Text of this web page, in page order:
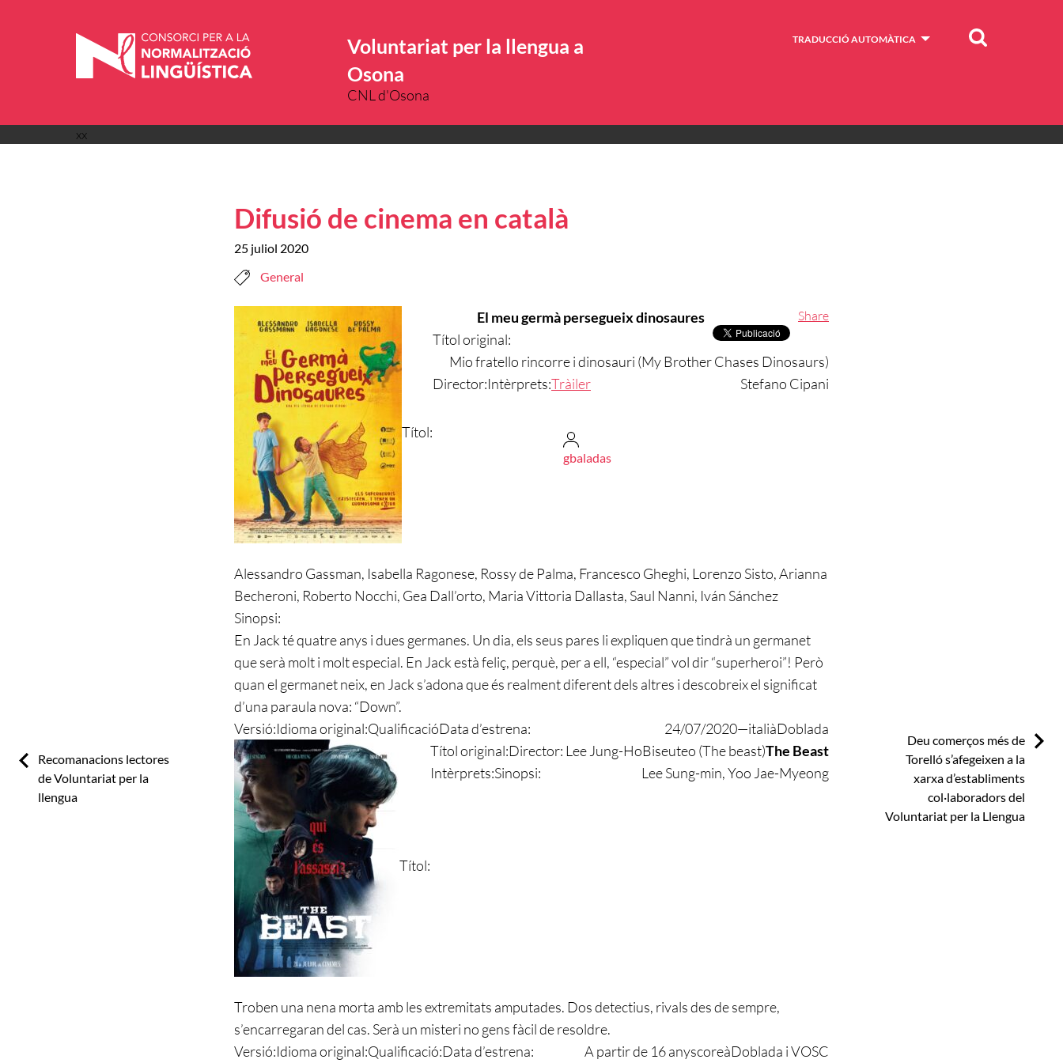
Voluntariat per la llengua a
Osona
CNL d'Osona
TRADUCCIÓ AUTOMÀTICA Cercar
xx
Difusió de cinema en català
25 juliol 2020
General
Share
Títol:
El meu germà persegueix dinosaures
Títol original:
Mio fratello rincorre i dinosauri (My Brother Chases Dinosaurs)
Director:
Stefano Cipani
Intèrprets:
Alessandro Gassman, Isabella Ragonese, Rossy de Palma, Francesco Gheghi, Lorenzo Sisto, Arianna
Becheroni, Roberto Nocchi, Gea Dall’orto, Maria Vittoria Dallasta, Saul Nanni, Iván Sánchez
Sinopsi:
En Jack té quatre anys i dues germanes. Un dia, els seus pares li expliquen que tindrà un germanet
que serà molt i molt especial. En Jack està feliç, perquè, per a ell, “especial” vol dir “superheroi”! Però
quan el germanet neix, en Jack s’adona que és realment diferent dels altres i descobreix el significat
d’una paraula nova: “Down”.
Versió:
Doblada
Idioma original: italià
Qualificació —
Data d’estrena: 24/07/2020
Títol:
The Beast
Títol original: Biseuteo (The beast)
Director: Lee Jung-Ho
Intèrprets:
Lee Sung-min, Yoo Jae-Myeong
Sinopsi:
Troben una nena morta amb les extremitats amputades. Dos detectius, rivals des de sempre,
s’encarregaran del cas. Serà un misteri no gens fàcil de resoldre.
Versió:
Doblada i VOSC
Idioma original: coreà
Qualificació: A partir de 16 anys
Data d’estrena:
Tràiler
gbaladas
Navegació
d'entrades
Previous:
Recomanacions lectores
de Voluntariat per la
llengua
Next:
Deu comerços més de
Torelló s’afegeixen a la
xarxa d’establiments
col·laboradors del
Voluntariat per la Llengua